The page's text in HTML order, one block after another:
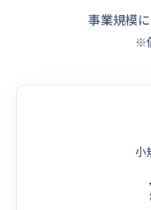
事業規模
※
小